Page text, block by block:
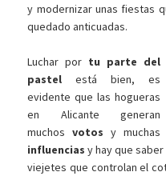
y modernizar unas fiestas
quedado anticuadas.
Luchar por tu parte del
pastel está bien, es
evidente que las hogueras
en Alicante generan
muchosvotos y muchas
influencias y hay que
viejetes que controlan el